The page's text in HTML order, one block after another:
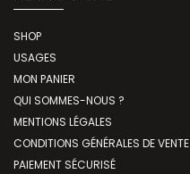
SHOP
USAGES
MON PANIER
QUI SOMMES-NOUS ?
MENTIONS LÉGALES
CONDITIONS GÉNÉRALES DE VENTE
PAIEMENT SÉCURISÉ